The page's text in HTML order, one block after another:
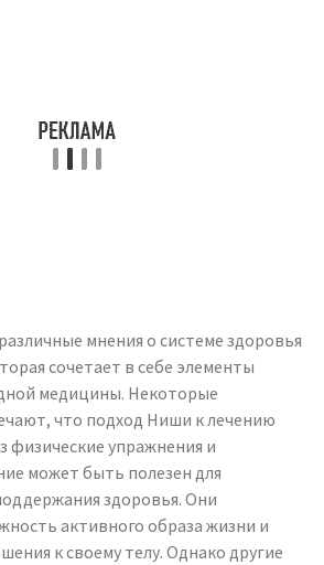
мнения о системе здоровья
сочетает в себе элементы
медицины. Некоторые
что подход Ниши к лечению
физические упражнения и
может быть полезен для
здоровья. Они
активного образа жизни и
к своему телу. Однако другие